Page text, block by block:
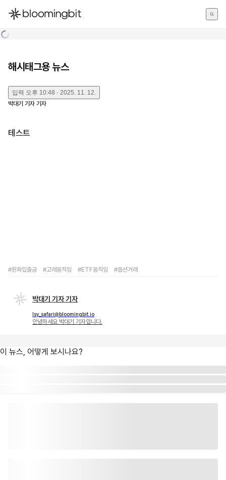
한국어
해시태그용 뉴스
입력 오후 10:48 · 2025. 11. 12.
박대기 기자 기자
테스트
#원화입출금 #고래움직임 #ETF움직임 #옵션거래
박대기 기자 기자
lsy_safari@bloomingbit.io
안녕하세요 박대기 기자입니다.
이 뉴스, 어떻게 보시나요?